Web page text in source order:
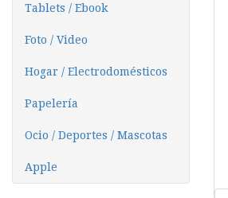
Tablets / Ebook
Foto / Video
Hogar / Electrodomésticos
Papelería
Ocio / Deportes / Mascotas
Apple